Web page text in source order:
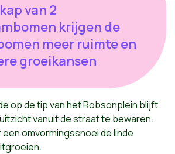
van 2
krijgen de
meer ruimte en
groeikansen
op de tip van het Robsonplein blijft
vanuit de straat te bewaren.
omvormingssnoei de linde